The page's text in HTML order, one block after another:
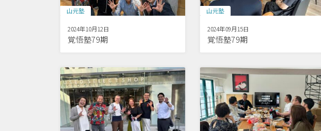
山元塾
2024年10月12日
覚悟塾79期
山元塾
2024年09月15日
覚悟塾79期